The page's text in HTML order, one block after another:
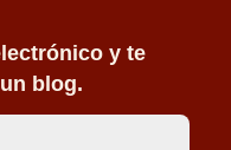
y te
blog.